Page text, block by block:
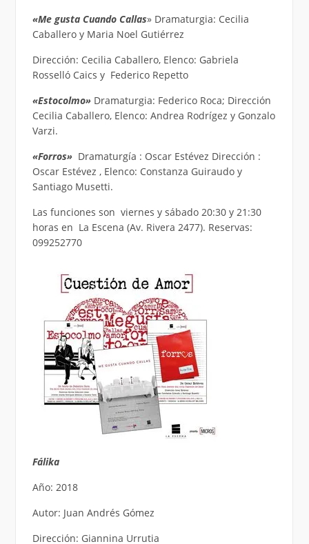
«Me gusta Cuando Callas» Dramaturgia: Cecilia
Caballero y Maria Noel Gutiérrez
Dirección: Cecilia Caballero, Elenco: Gabriela
Rosselló Caics y Federico Repetto
«Estocolmo»Dramaturgia: Federico Roca; Dirección
Cecilia Caballero, Elenco: Andrea Rodrígez y Gonzalo
Varzi.
«Forros»Dramaturgía : Oscar Estévez Dirección :
Oscar Estévez , Elenco: Constanza Guiraudo y
Santiago Musetti.
Las funciones son viernes y sábado 20:30 y 21:30
horas en La Escena (Av. Rivera 2477). Reservas:
099252770
Fálika
Año: 2018
Autor: Juan Andrés Gómez
Dirección: Giannina Urrutia